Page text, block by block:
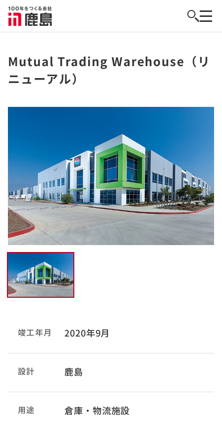
Mutual Trading Warehouse（リ
ニューアル）
竣工年月 2020年9月
設計 鹿島
用途 倉庫・物流施設